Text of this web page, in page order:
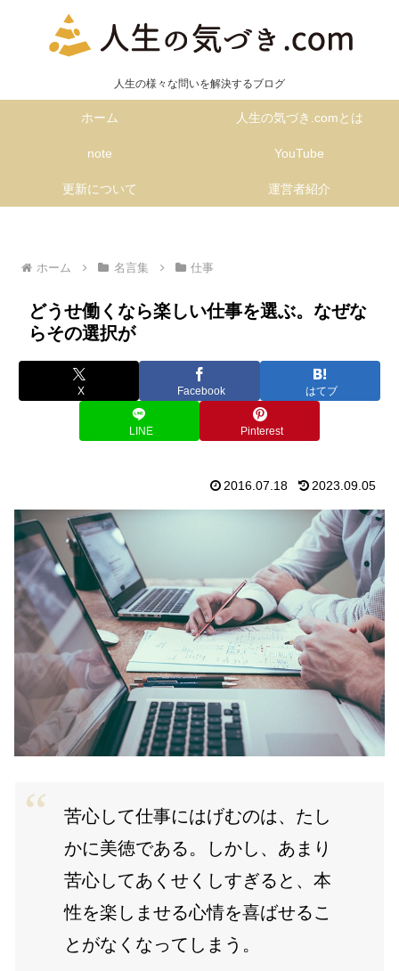
人生の様々な問いを解決するブログ
ホーム 人生の気づき.comとは
note YouTube
更新について 運営者紹介
ホーム 名言集 仕事
どうせ働くなら楽しい仕事を選ぶ。なぜな
らその選択が
X Facebook はてブ
LINE Pinterest
2016.07.18 2023.09.05
苦心して仕事にはげむのは、たし
かに美徳である。しかし、あまり
苦心してあくせくしすぎると、本
性を楽しませる心情を喜ばせるこ
とがなくなってしまう。